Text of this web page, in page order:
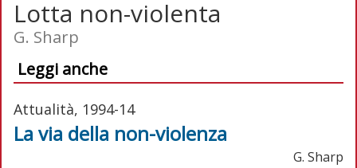
Lotta non-violenta
G. Sharp
Leggi anche
Attualità, 1994-14
La via della non-violenza
G. Sharp